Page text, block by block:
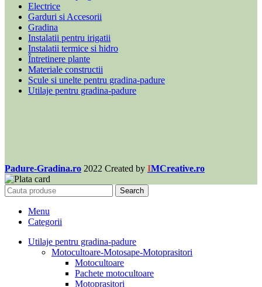
Electrice
Garduri si Accesorii
Gradina
Instalatii pentru irigatii
Instalatii termice si hidro
Întretinere plante
Materiale constructii
Scule si unelte pentru gradina-padure
Utilaje pentru gradina-padure
Padure-Gradina.ro 2022 Created by IMCreative.ro
Search
Menu
Categorii
Utilaje pentru gradina-padure
Motocultoare-Motosape-Motoprasitori
Motocultoare
Pachete motocultoare
Motoprasitori